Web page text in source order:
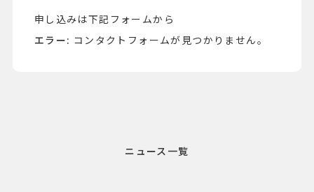
申し込みは下記フォームから
エラー: コンタクトフォームが見つかりません。
ニュース一覧